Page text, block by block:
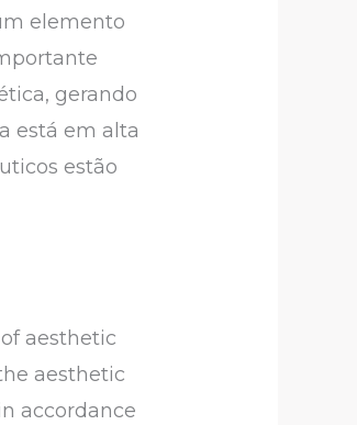
elemento
gerando
está em alta
estão
aesthetic
aesthetic
accordance